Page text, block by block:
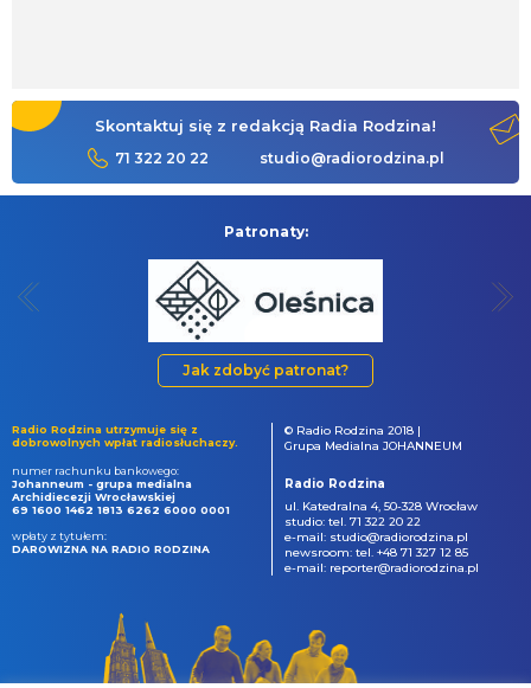
Skontaktuj się z redakcją Radia Rodzina!
71 322 20 22 studio@radiorodzina.pl
Patronaty:
Jak zdobyć patronat?
Radio Rodzina utrzymuje się z
dobrowolnych wpłat radiosłuchaczy.
numer rachunku bankowego:
Johanneum - grupa medialna
Archidiecezji Wrocławskiej
69 1600 1462 1813 6262 6000 0001
wpłaty z tytułem:
DAROWIZNA NA RADIO RODZINA
© Radio Rodzina 2018 |
Grupa Medialna JOHANNEUM
Radio Rodzina
ul. Katedralna 4, 50-328 Wrocław
studio: tel. 71 322 20 22
e-mail: studio@radiorodzina.pl
newsroom: tel. +48 71 327 12 85
e-mail: reporter@radiorodzina.pl